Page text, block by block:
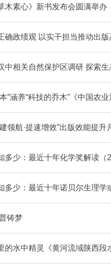
木素心》新书发布会圆满举办
确政绩观 以实干担当推动出版
中相关自然保护区调研 探索
”涵养“科技的乔木”《中国农
领航·提速增效”出版效能提升
多少：最近十年化学奖解读
多少：最近十年诺贝尔生理
铸梦
的水中精灵《黄河流域陕西段